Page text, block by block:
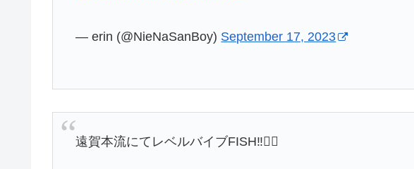
— erin (@NieNaSanBoy) September 17, 2023
遠賀本流にてレベルバイブFISH‼️🙆‍♀️